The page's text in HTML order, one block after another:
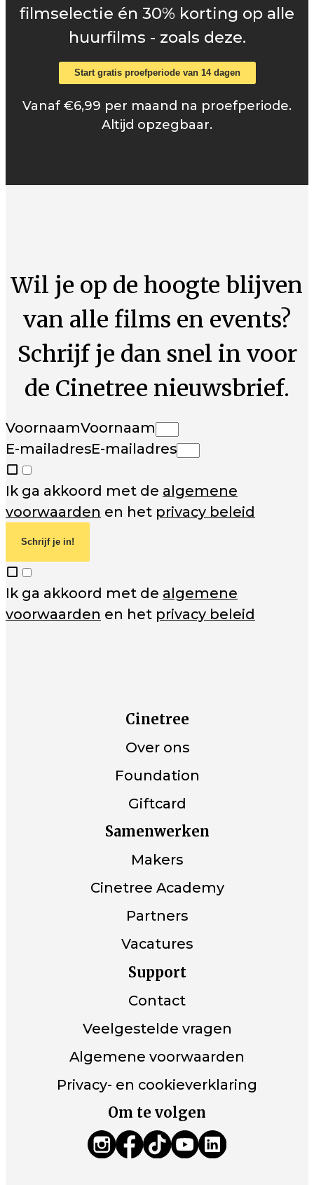
filmselectie én 30% korting op alle
huurfilms - zoals deze.
Start gratis proefperiode van 14 dagen
Vanaf €6,99 per maand na proefperiode.
Altijd opzegbaar.
Wil je op de hoogte blijven
van alle films en events?
Schrijf je dan snel in voor
de Cinetree nieuwsbrief.
VoornaamVoornaam
E-mailadresE-mailadres
Ik ga akkoord met de algemene
voorwaarden en het privacy beleid
Schrijf je in!
Ik ga akkoord met de algemene
voorwaarden en het privacy beleid
Cinetree
Over ons
Foundation
Giftcard
Samenwerken
Makers
Cinetree Academy
Partners
Vacatures
Support
Contact
Veelgestelde vragen
Algemene voorwaarden
Privacy- en cookieverklaring
Om te volgen